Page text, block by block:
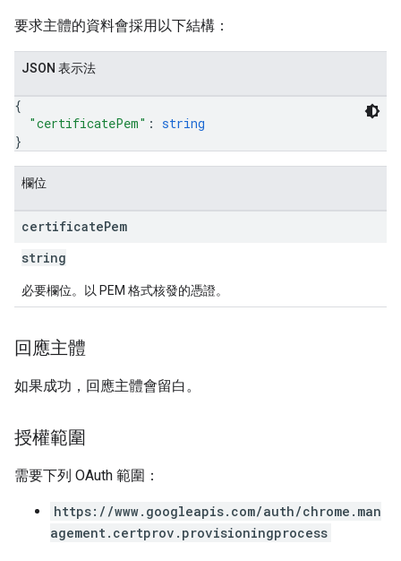
要求主體的資料會採用以下結構：
JSON 表示法
{
"certificatePem" : string
}
欄位
certificatePem
string
必要欄位。以 PEM 格式核發的憑證。
回應主體
如果成功，回應主體會留白。
授權範圍
需要下列 OAuth 範圍：
https://www.googleapis.com/auth/chrome.man
agement.certprov.provisioningprocess